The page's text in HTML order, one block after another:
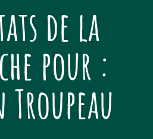
de la
pour :